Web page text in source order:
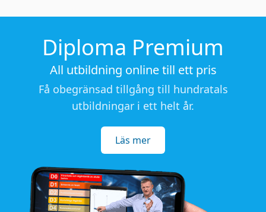
Diploma Premium
All utbildning online till ett pris
Få obegränsad tillgång till hundratals
utbildningar i ett helt år.
Läs mer